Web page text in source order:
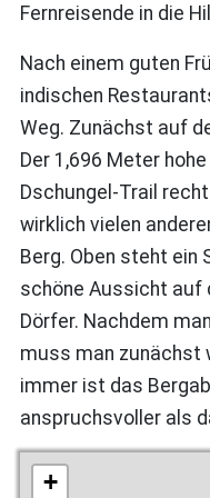
Fernreisende in die
Nach einem guten
indischen
Weg. Zunächst auf
Der 1,696 Meter
Dschungel-Trail
wirklich vielen
Berg. Oben steht ein
schöne Aussicht auf
Dörfer. Nachdem
muss man zunächst
immer ist das
anspruchsvoller als
+